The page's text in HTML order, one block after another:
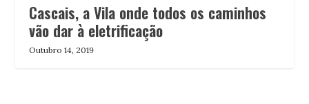
Cascais, a Vila onde todos os caminhos
vão dar à eletrificação
Outubro 14, 2019